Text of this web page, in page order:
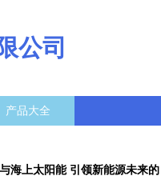
公司
产品大全
海上太阳能 引领新能源未来的